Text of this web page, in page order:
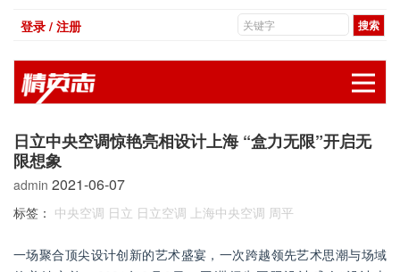
登录 / 注册
日立中央空调惊艳亮相设计上海 “盒力无限”开启无
限想象
admin 2021-06-07
标签： 中央空调 日立 日立空调 上海中央空调 周平
一场聚合顶尖设计创新的艺术盛宴，一次跨越领先艺术思潮与场域